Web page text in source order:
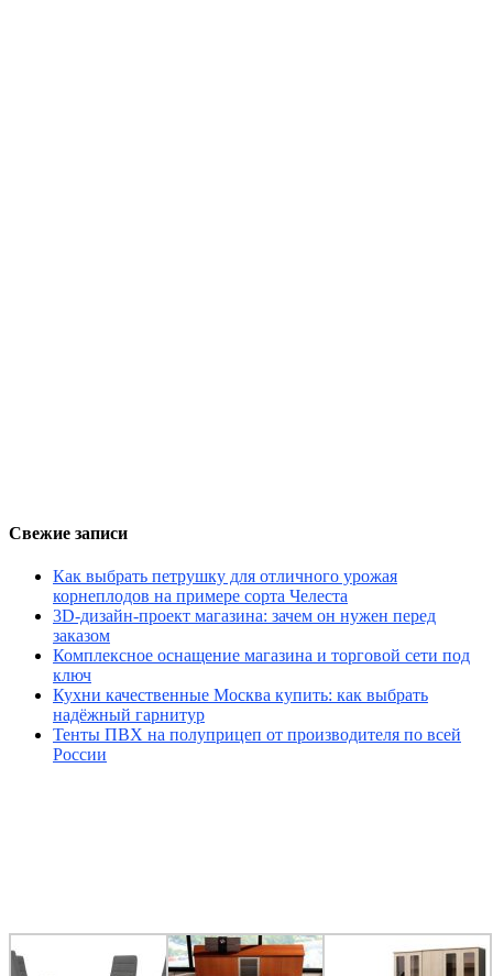
Свежие записи
Как выбрать петрушку для отличного урожая
корнеплодов на примере сорта Челеста
3D-дизайн-проект магазина: зачем он нужен перед
заказом
Комплексное оснащение магазина и торговой сети под
ключ
Кухни качественные Москва купить: как выбрать
надёжный гарнитур
Тенты ПВХ на полуприцеп от производителя по всей
России